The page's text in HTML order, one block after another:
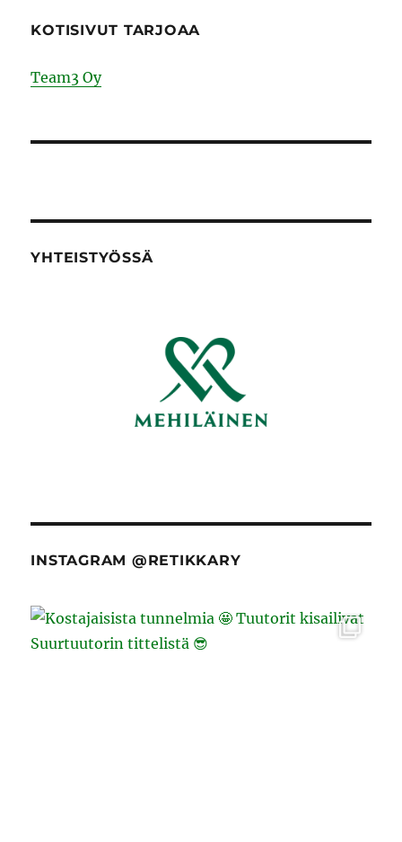
KOTISIVUT TARJOAA
Team3 Oy
YHTEISTYÖSSÄ
INSTAGRAM @RETIKKARY